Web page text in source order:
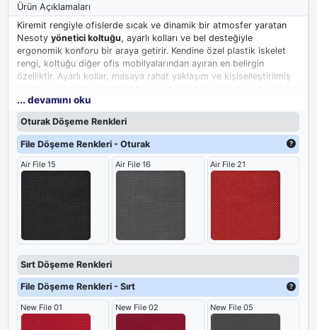
Ürün Açıklamaları
Kiremit rengiyle ofislerde sıcak ve dinamik bir atmosfer yaratan
Nesoty yönetici koltuğu, ayarlı kolları ve bel desteğiyle
ergonomik konforu bir araya getirir. Kendine özel plastik iskelet
rengi, koltuğu diğer ofis mobilyalarından ayıran en belirgin
özelliktir. Ayarlı kollar, masaya rahat yaklaşım ve kişiselleştirilmiş
korur. Modern çizgileri ve özgün renk seçeneğiyle yönetici
odalarına karakter katan ideal bir tercihtir.
... devamını oku
Oturak Döşeme Renkleri
File Döşeme Renkleri - Oturak
Air File 15 Air File 16 Air File 21
Sırt Döşeme Renkleri
File Döşeme Renkleri - Sırt
New File 01 New File 02 New File 05